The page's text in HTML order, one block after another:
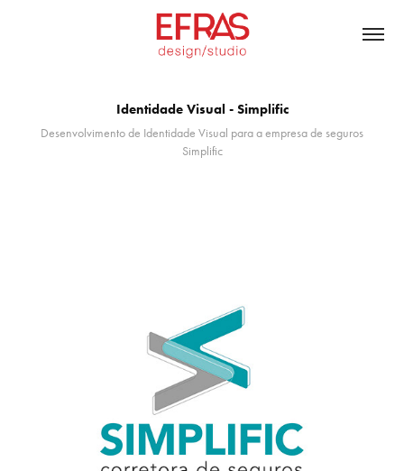
Identidade Visual - Simplific
Desenvolvimento de Identidade Visual para a empresa de seguros
Simplific